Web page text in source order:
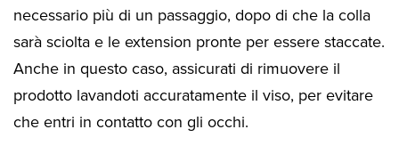
necessario più di un passaggio, dopo di che la colla
sarà sciolta e le extension pronte per essere staccate.
Anche in questo caso, assicurati di rimuovere il
prodotto lavandoti accuratamente il viso, per evitare
che entri in contatto con gli occhi.